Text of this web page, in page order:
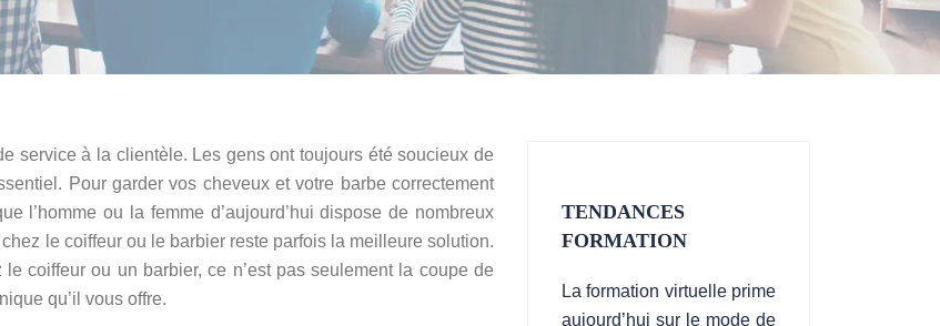
service à la clientèle. Les gens ont toujours été soucieux de
Pour garder vos cheveux et votre barbe correctement
l’homme ou la femme d’aujourd’hui dispose de nombreux
le coiffeur ou le barbier reste parfois la meilleure solution.
coiffeur ou un barbier, ce n’est pas seulement la coupe de
qu’il vous offre.
TENDANCES
FORMATION
La formation virtuelle prime
aujourd’hui sur le mode de